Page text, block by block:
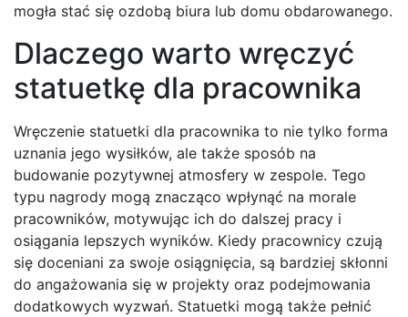
mogła stać się ozdobą biura lub domu obdarowanego.
Dlaczego warto wręczyć
statuetkę dla pracownika
Wręczenie statuetki dla pracownika to nie tylko forma
uznania jego wysiłków, ale także sposób na
budowanie pozytywnej atmosfery w zespole. Tego
typu nagrody mogą znacząco wpłynąć na morale
pracowników, motywując ich do dalszej pracy i
osiągania lepszych wyników. Kiedy pracownicy czują
się doceniani za swoje osiągnięcia, są bardziej skłonni
do angażowania się w projekty oraz podejmowania
dodatkowych wyzwań. Statuetki mogą także pełnić